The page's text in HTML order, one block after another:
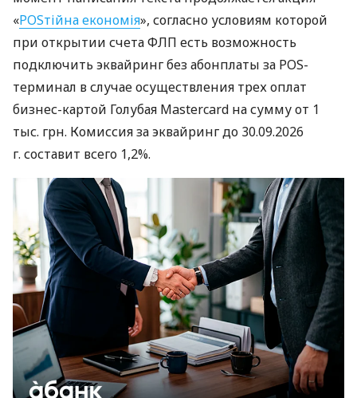
«POSтійна економія», согласно условиям которой
при открытии счета ФЛП есть возможность
подключить эквайринг без абонплаты за POS-
терминал в случае осуществления трех оплат
бизнес-картой Голубая Mastercard на сумму от 1
тыс. грн. Комиссия за эквайринг до 30.09.2026
г. составит всего 1,2%.